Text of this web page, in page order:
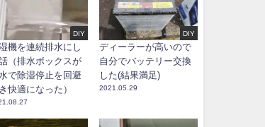
DIY
機を連続排水にし
（排水ボックスが
で除湿停止を回避
快適になった）
DIY
ディーラーが高いので
自分でバッテリー交換
した(結果満足)
2021.05.29